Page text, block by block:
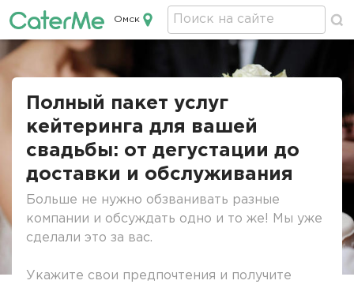
Кейтеринг в Омске
Омск
Полный пакет услуг
кейтеринга для вашей
свадьбы: от дегустации до
доставки и обслуживания
Больше не нужно обзванивать разные
компании и обсуждать одно и то же! Мы уже
сделали это за вас.
Укажите свои предпочтения и получите